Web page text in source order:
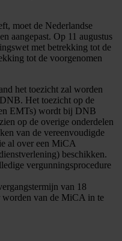
moet de Nederlandse
aangepast. Op 11 augustus
met betrekking tot de
tot de voorgenomen
het toezicht zal worden
Het toezicht op de
EMTs) wordt bij DNB
op de overige onderdelen
van de vereenvoudigde
al over een MiCA
beschikken.
vergunningsprocedure
van 18
worden van de MiCA in te